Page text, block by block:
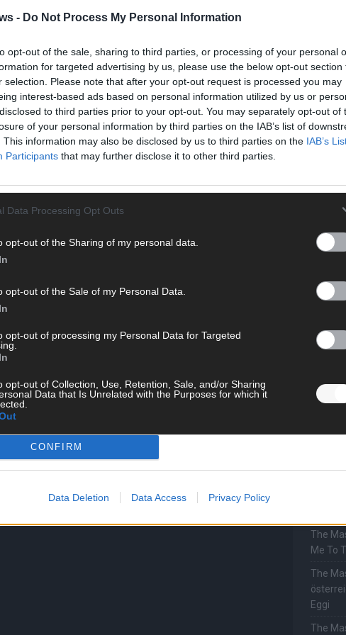
- Do Not Process My Personal Information
opt-out of the sale, sharing to third parties, or processing of your personal
for targeted advertising by us, please use the below opt-out section
selection. Please note that after your opt-out request is processed you may
interest-based ads based on personal information utilized by us or
to third parties prior to your opt-out. You may separately opt-out of
of your personal information by third parties on the IAB’s list of
This information may also be disclosed by us to third parties on the IAB’s
Participants that may further disclose it to other third parties.
Data Processing Opt Outs
opt-out of the Sharing of my personal data.
opt-out of the Sale of my Personal Data.
opt-out of processing my Personal Data for Targeted
opt-out of Collection, Use, Retention, Sale, and/or Sharing
Data that Is Unrelated with the Purposes for which it
CONFIRM
Data Deletion Data Access Privacy Policy
Clips, Streams und Highlights extra für dich. Kein langes
(Vor- und Nachname) und eine gültige E-Mail-
Kommentar kurz. Beiträge, die unsere
Hetze, Spam oder Werbung werden nicht
The
The
die
The
The
The
The
Power!
The
Welt
The
Me To
The
Eggi
The